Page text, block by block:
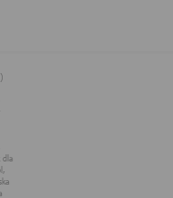
serwisu do potrzeb
technologii cookies w
Sp. z
z o. o. Sp.